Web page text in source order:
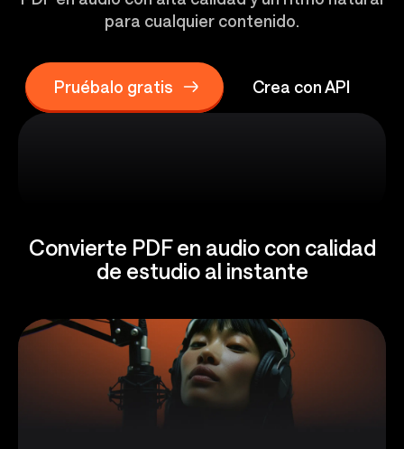
para cualquier contenido.
Pruébalo gratis Crea con API
Convierte PDF en audio con calidad
de estudio al instante